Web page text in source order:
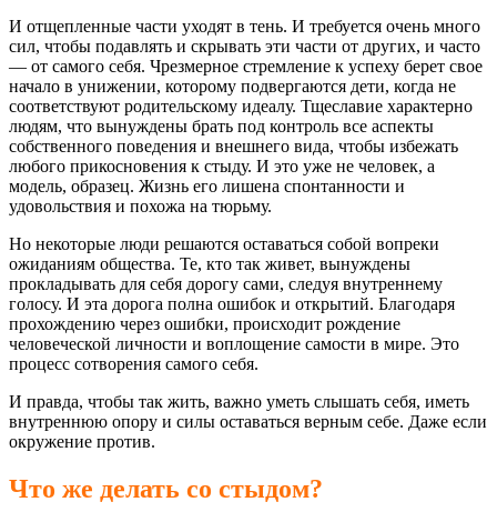
И отщепленные части уходят в тень. И требуется очень много
сил, чтобы подавлять и скрывать эти части от других, и часто
— от самого себя. Чрезмерное стремление к успеху берет свое
начало в унижении, которому подвергаются дети, когда не
соответствуют родительскому идеалу. Тщеславие характерно
людям, что вынуждены брать под контроль все аспекты
собственного поведения и внешнего вида, чтобы избежать
любого прикосновения к стыду. И это уже не человек, а
модель, образец. Жизнь его лишена спонтанности и
удовольствия и похожа на тюрьму.
Но некоторые люди решаются оставаться собой вопреки
ожиданиям общества. Те, кто так живет, вынуждены
прокладывать для себя дорогу сами, следуя внутреннему
голосу. И эта дорога полна ошибок и открытий. Благодаря
прохождению через ошибки, происходит рождение
человеческой личности и воплощение самости в мире. Это
процесс сотворения самого себя.
И правда, чтобы так жить, важно уметь слышать себя, иметь
внутреннюю опору и силы оставаться верным себе. Даже если
окружение против.
Что же делать со стыдом?